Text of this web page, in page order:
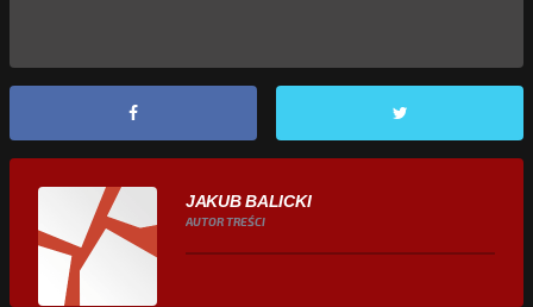
JAKUB BALICKI
AUTOR TREŚCI